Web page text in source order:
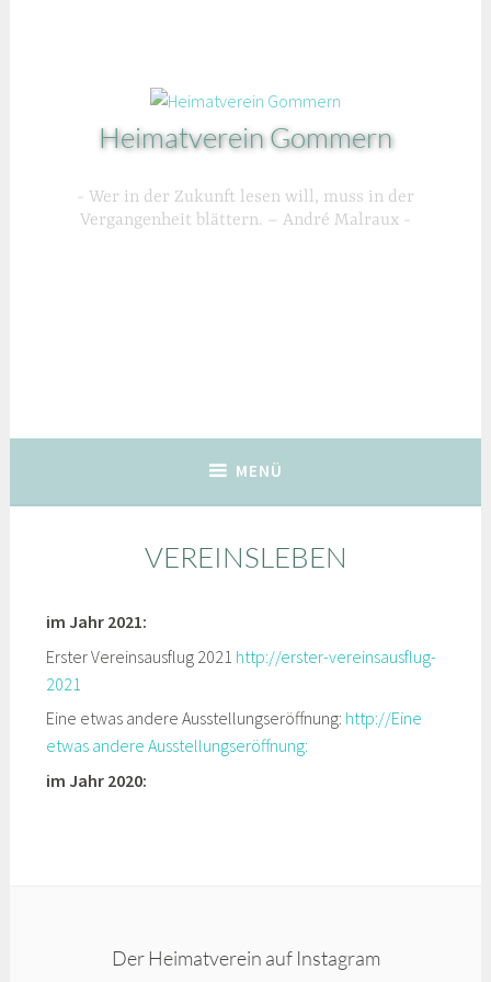
Heimatverein Gommern
Wer in der Zukunft lesen will, muss in der
Vergangenheit blättern. – André Malraux
MENÜ
VEREINSLEBEN
im Jahr 2021:
Erster Vereinsausflug 2021 http://erster-vereinsausflug-
2021
Eine etwas andere Ausstellungseröffnung: http://Eine
etwas andere Ausstellungseröffnung:
im Jahr 2020:
Der Heimatverein auf Instagram